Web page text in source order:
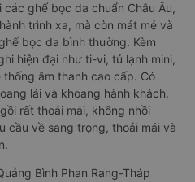
ghế bọc da chuẩn Châu Âu,
trình xa, mà còn mát mẻ và
bọc da bình thường. Kèm
hiện đại như ti-vi, tủ lạnh mini,
âm thanh cao cấp. Có
lái và khoang hành khách.
rất thoải mái, không nhồi
cầu về sang trọng, thoải mái và
Bình Phan Rang-Tháp